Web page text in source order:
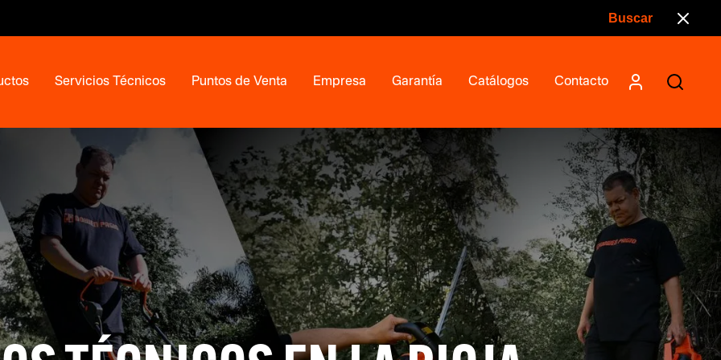
Servicios Técnicos Puntos de Venta Empresa Garantía Catálogos Contacto